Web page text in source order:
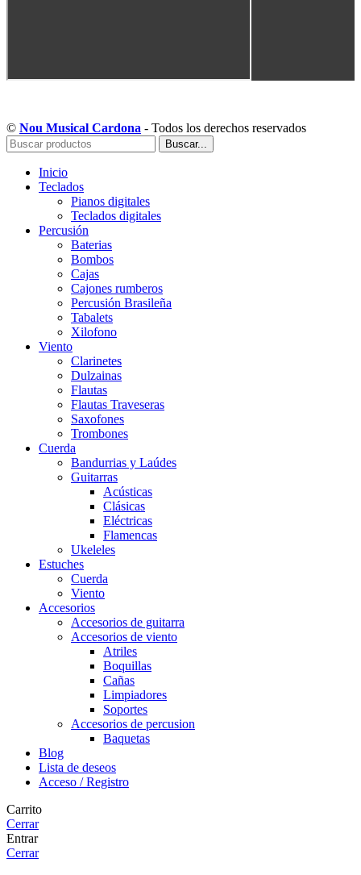
© Nou Musical Cardona - Todos los derechos reservados
Buscar...
Inicio
Teclados
Pianos digitales
Teclados digitales
Percusión
Baterias
Bombos
Cajas
Cajones rumberos
Percusión Brasileña
Tabalets
Xilofono
Viento
Clarinetes
Dulzainas
Flautas
Flautas Traveseras
Saxofones
Trombones
Cuerda
Bandurrias y Laúdes
Guitarras
Acústicas
Clásicas
Eléctricas
Flamencas
Ukeleles
Estuches
Cuerda
Viento
Accesorios
Accesorios de guitarra
Accesorios de viento
Atriles
Boquillas
Cañas
Limpiadores
Soportes
Accesorios de percusion
Baquetas
Blog
Lista de deseos
Acceso / Registro
Carrito
Cerrar
Entrar
Cerrar